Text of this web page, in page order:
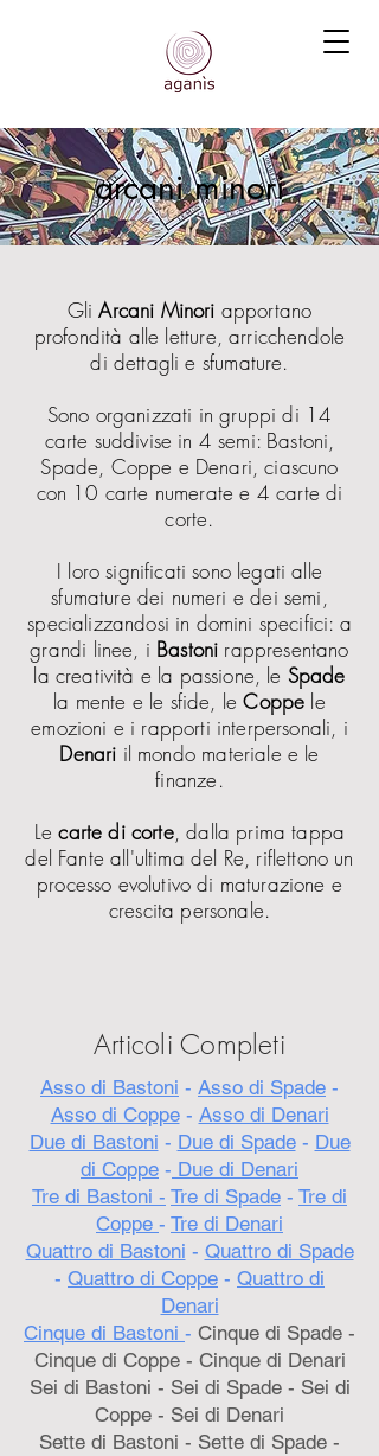
arcani minori
GliArcani Minori apportano
profondità alle letture, arricchendole
di dettagli e sfumature.
Sono organizzati in gruppi di 14
carte suddivise in 4 semi: Bastoni,
Spade, Coppe e Denari, ciascuno
con 10 carte numerate e 4 carte di
corte.
I loro significati sono legati alle
sfumature dei numeri e dei semi,
specializzandosi in domini specifici: a
grandi linee, i Bastoni rappresentano
la creatività e la passione, le Spade
la mente e le sfide, leCoppe le
emozioni e i rapporti interpersonali, i
Denari il mondo materiale e le
finanze.
Lecarte di corte, dalla prima tappa
del Fante all'ultima del Re, riflettono un
processo evolutivo di maturazione e
crescita personale.
Articoli Completi
Asso di Bastoni - Asso di Spade -
Asso di Coppe- Asso di Denari
Due di Bastoni - Due di Spade- Due
di Coppe - Due di Denari
Tre di Bastoni - Tre di Spade - Tre di
Coppe - Tre di Denari
Quattro di Bastoni - Quattro di Spade
- Quattro di Coppe - Quattro di
Denari
Cinque di Bastoni - Cinque di Spade -
Cinque di Coppe - Cinque di Denari
Sei di Bastoni - Sei di Spade - Sei di
Coppe - Sei di Denari
Sette di Bastoni - Sette di Spade -